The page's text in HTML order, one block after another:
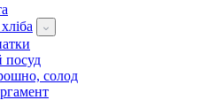
посуд
солод